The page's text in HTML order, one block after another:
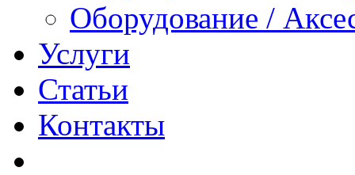
Оборудование /
Услуги
Статьи
Контакты